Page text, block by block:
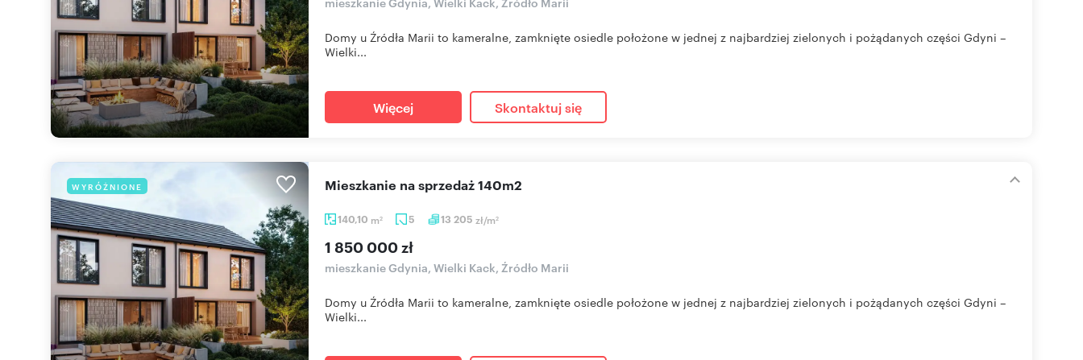
Domy u Źródła Marii to kameralne, zamknięte osiedle położone w jednej z najbardziej zielonych i pożądanych części Gdyni –
Wielki...
Więcej Skontaktuj się
WYRÓŻNIONE
140,10 m2 5 13 205 zł/m2
mieszkanie na sprzedaż 140m2
1 850 000 zł
mieszkanie Gdynia, Wielki Kack, Źródło Marii
Domy u Źródła Marii to kameralne, zamknięte osiedle położone w jednej z najbardziej zielonych i pożądanych części Gdyni –
Wielki...